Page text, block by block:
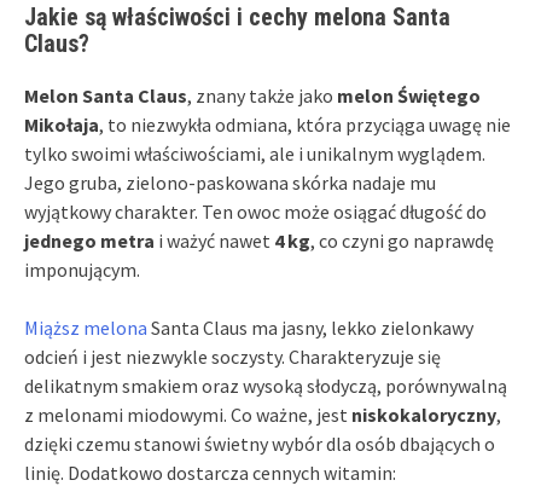
Jakie są właściwości i cechy melona Santa
Claus?
Melon Santa Claus, znany także jako melon Świętego
Mikołaja, to niezwykła odmiana, która przyciąga uwagę nie
tylko swoimi właściwościami, ale i unikalnym wyglądem.
Jego gruba, zielono-paskowana skórka nadaje mu
wyjątkowy charakter. Ten owoc może osiągać długość do
jednego metra i ważyć nawet 4 kg, co czyni go naprawdę
imponującym.
Miąższ melona Santa Claus ma jasny, lekko zielonkawy
odcień i jest niezwykle soczysty. Charakteryzuje się
delikatnym smakiem oraz wysoką słodyczą, porównywalną
z melonami miodowymi. Co ważne, jest niskokaloryczny,
dzięki czemu stanowi świetny wybór dla osób dbających o
linię. Dodatkowo dostarcza cennych witamin: